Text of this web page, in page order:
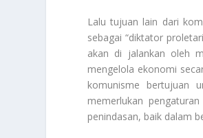
Lalu tujuan lain dari
sebagai “diktator
akan di jalankan oleh
mengelola ekonomi
komunisme bertujuan
memerlukan
penindasan, baik dalam